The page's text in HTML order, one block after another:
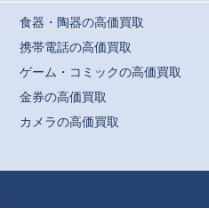
食器・陶器の高価買取
携帯電話の高価買取
ゲーム・コミックの高価買取
金券の高価買取
カメラの高価買取